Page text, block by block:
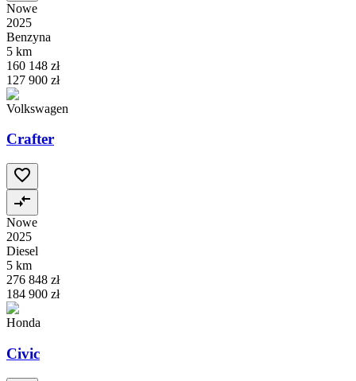
Nowe
2025
Benzyna
5 km
160 148 zł
127 900 zł
Volkswagen
Crafter
Nowe
2025
Diesel
5 km
276 848 zł
184 900 zł
Honda
Civic